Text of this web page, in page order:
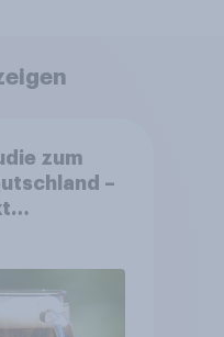
zum
–
Prozent